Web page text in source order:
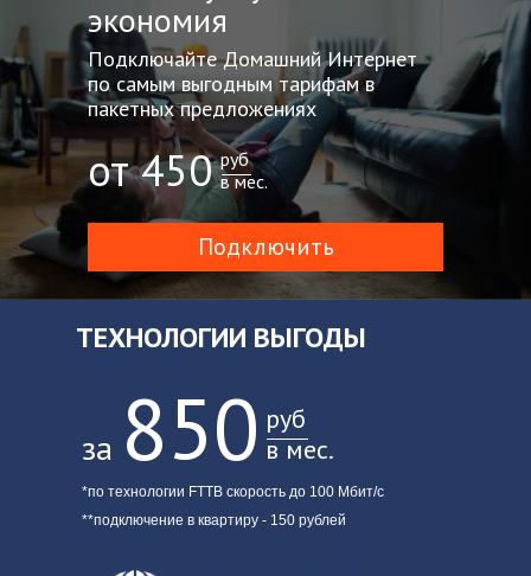
за 850
*по технологии FTTB скорость до 100 Мбит/с
**подключение в квартиру - 150 рублей
экономия
руб
в мес.
ТЕХНОЛОГИИ ВЫГОДЫ
от 450
Подключайте Домашний Интернет
по самым выгодным тарифам в
пакетных предложениях
Подключить
руб
в мес.